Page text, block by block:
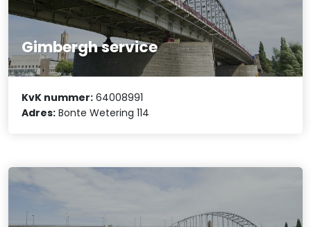
Gimbergh service
KvK nummer: 64008991
Adres: Bonte Wetering 114